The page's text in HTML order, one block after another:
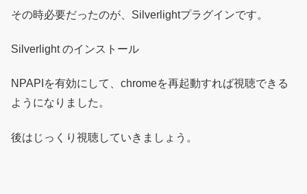
その時必要だったのが、Silverlightプラグインです。
Silverlight のインストール
NPAPIを有効にして、chromeを再起動すれば視聴できる
ようになりました。
後はじっくり視聴していきましょう。